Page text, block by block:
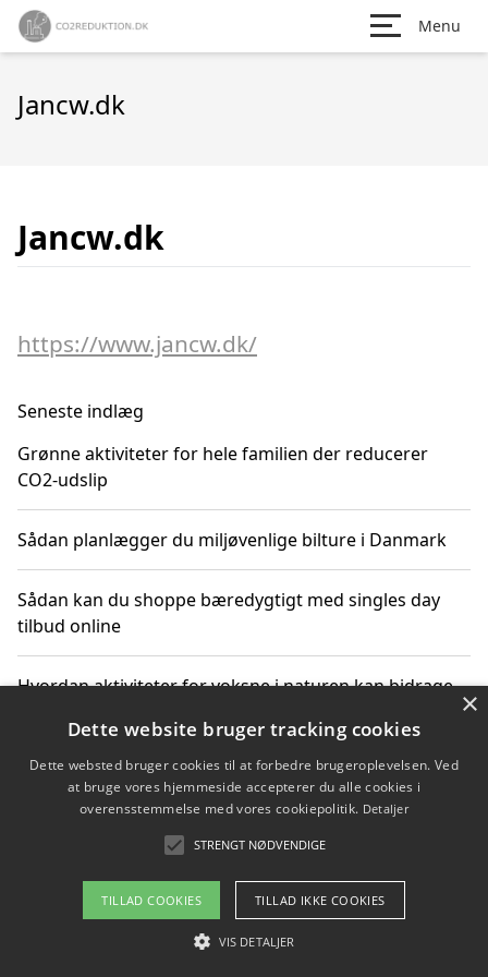
Menu
Jancw.dk
Jancw.dk
https://www.jancw.dk/
Seneste indlæg
Grønne aktiviteter for hele familien der reducerer
CO2-udslip
Sådan planlægger du miljøvenlige bilture i Danmark
Sådan kan du shoppe bæredygtigt med singles day
tilbud online
Hvordan aktiviteter for voksne i naturen kan bidrage
Sådan planlægger du dine vigtige datoer for CO2-
reduktion
Copyright 2026 - Pilanto Aps
Om / kontakt
×
Dette website bruger tracking cookies
Dette websted bruger cookies til at forbedre brugeroplevelsen. Ved
at bruge vores hjemmeside accepterer du alle cookies i
overensstemmelse med vores cookiepolitik. Detaljer
STRENGT NØDVENDIGE
TILLAD COOKIES TILLAD IKKE COOKIES
VIS DETALJER